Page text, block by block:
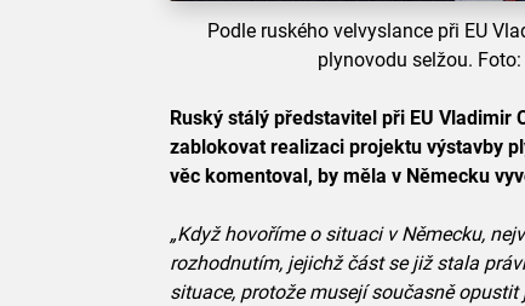
Podle ruského velvyslance při EU
plynovodu selžou.
Ruský stálý představitel při EU Vladimir
zablokovat realizaci projektu výstavby
věc komentoval, by měla v Německu
„Když hovoříme o situaci v Německu,
rozhodnutím, jejichž část se již stala
situace, protože musejí současně